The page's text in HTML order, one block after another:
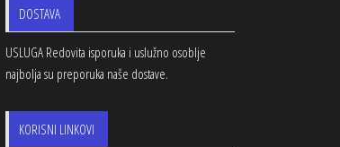
DOSTAVA
USLUGA Redovita isporuka i uslužno osoblje
najbolja su preporuka naše dostave.
KORISNI LINKOVI